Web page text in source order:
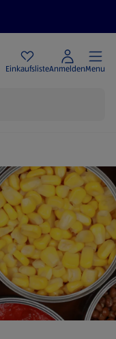
EinkaufslisteAnmeldenMenu